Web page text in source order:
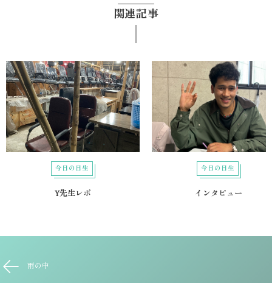
関連記事
今日の日生
Y先生レポ
今日の日生
インタビュー
雨の中